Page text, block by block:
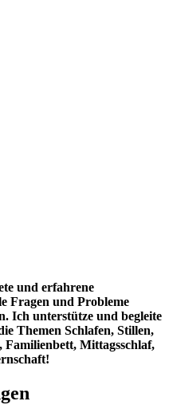
und erfahrene
Fragen und Probleme
Ich unterstütze und begleite
Themen Schlafen, Stillen,
Mittagsschlaf,